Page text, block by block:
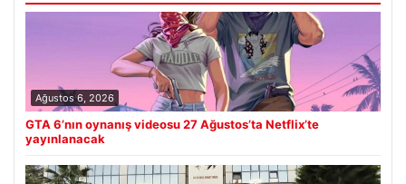
Ağustos 6, 2026
GTA 6’nın oynanış videosu 27 Ağustos’ta Netflix’te
yayınlanacak